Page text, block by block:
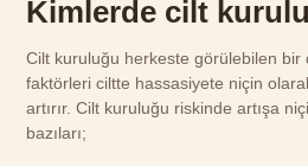
Kimlerde cilt
Cilt kuruluğu herkeste görülebilen bir
faktörleri ciltte hassasiyete niçin
artırır. Cilt kuruluğu riskinde artışa
bazıları;